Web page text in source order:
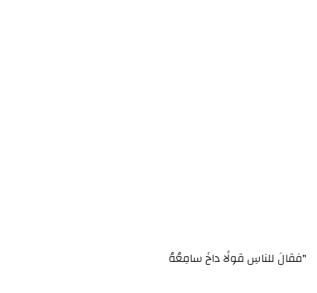
"فقالَ للناسِ قولًا داخَ سامِعُهُ